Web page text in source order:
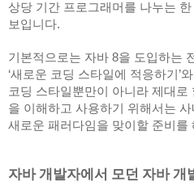
상당 기간 프로그래머를 나누는
보입니다.
기본적으로는 자바 8을 도입하는
‘새로운 코딩 스타일에 적응하기’
코딩 스타일뿐만이 아니라 제대로
을 이해하고 사용하기 위해서는
새로운 패러다임을 맞이할 준비를
자바 개발자에서 모던 자바 개